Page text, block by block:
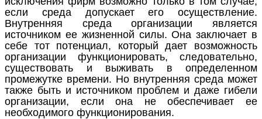
если среда допускает его осуществление.
Внутренняя среда организации является
источником ее жизненной силы. Она заключает в
себе тот потенциал, который дает возможность
организации функционировать, следовательно,
существовать и выживать в определенном
промежутке времени. Но внутренняя среда может
также быть и источником проблем и даже гибели
организации, если она не обеспечивает ее
необходимого функционирования.